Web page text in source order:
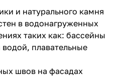
и натурального камня
в водонагруженных
таких как: бассейны
плавательные
швов на фасадах